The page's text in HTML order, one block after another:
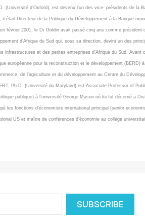
(Université d’Oxford), est devenu l’un des vice- présidents de la
il était Directeur de la Politique du Développement à la Banque
février 2001, le Dr Goldin avait passé cinq ans comme président-
d’Afrique du Sud qui, sous sa direction, devint un des
infrastructures et des petites entreprises d’Afrique du Sud. Avant
européenne pour la reconstruction et le développement (BERD)
de l’agriculture et du développement au Centre du
Ph.D. (Université du Maryland) est Associate Professor of
publique) à l’université George Mason où lui fut décerné a
les fonctions d’économiste international principal (senior
US et maître de conférences d’économie au collège